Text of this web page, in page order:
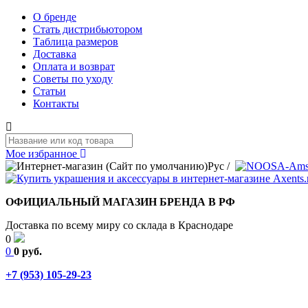
О бренде
Стать дистрибьютором
Таблица размеров
Доставка
Оплата и возврат
Советы по уходу
Статьи
Контакты
Мое избранное
Рус /
ОФИЦИАЛЬНЫЙ МАГАЗИН БРЕНДА В РФ
Доставка по всему миру со склада в Краснодаре
0
0 0 руб.
+7 (953) 105-29-23